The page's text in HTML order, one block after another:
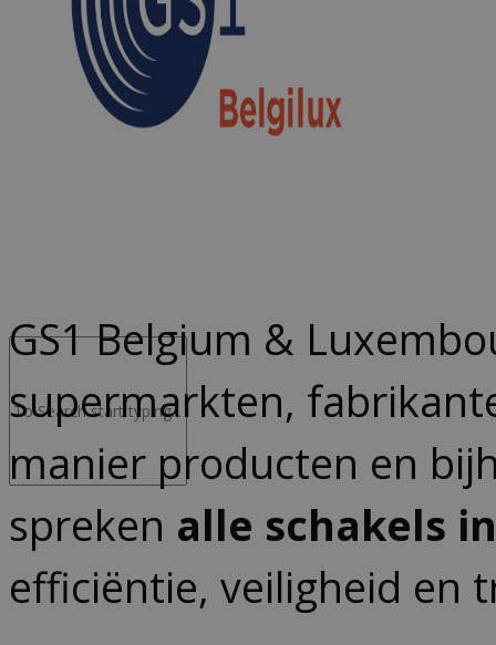
GS1 Belgium &
supermarkten,
manier producten en
spreken alle schakels
efficiëntie, veiligheid en